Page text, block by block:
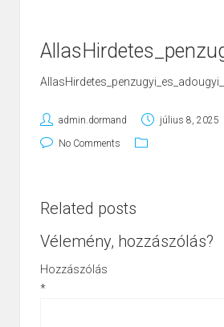
admin.dormand július 8, 2025
No Comments
Related posts
Vélemény, hozzászólás?
Hozzászólás
*